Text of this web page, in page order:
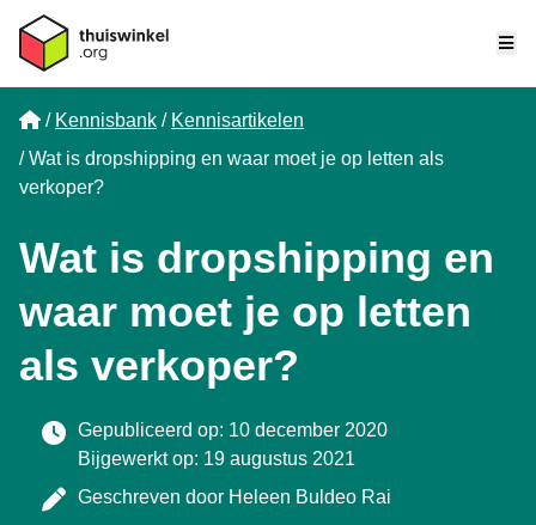
Home
Kennisbank
Kennisartikelen
Wat is dropshipping en waar moet je op letten als
verkoper?
Wat is dropshipping en
waar moet je op letten
als verkoper?
Gepubliceerd op: 10 december 2020
Bijgewerkt op: 19 augustus 2021
Geschreven door Heleen Buldeo Rai